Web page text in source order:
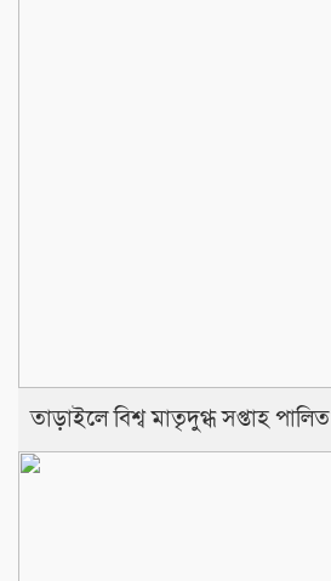
তাড়াইলে বিশ্ব মাতৃদুগ্ধ সপ্তাহ পালিত